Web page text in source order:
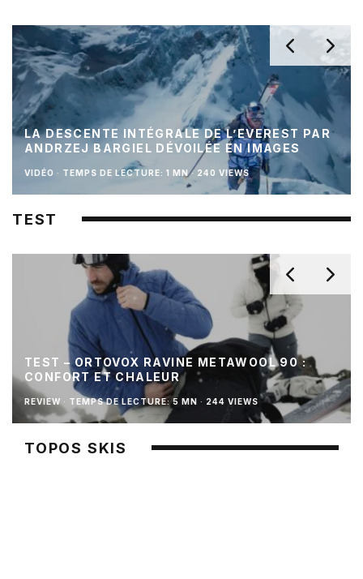
LA DESCENTE INTÉGRALE DE L’EVEREST PAR
ANDRZEJ BARGIEL DÉVOILÉE EN IMAGES
VIDÉO · TEMPS DE LECTURE: 1 MN · 240 VIEWS
TEST
TEST – ORTOVOX RAVINE METAWOOL 90 :
CONFORT ET CHALEUR
REVIEW · TEMPS DE LECTURE: 5 MN · 244 VIEWS
TOPOS SKIS